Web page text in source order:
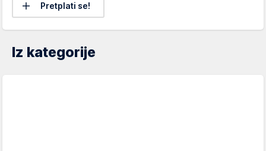
Pretplati se!
Iz kategorije